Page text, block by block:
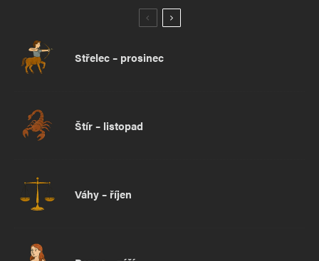
Střelec – prosinec
Štír – listopad
Váhy – říjen